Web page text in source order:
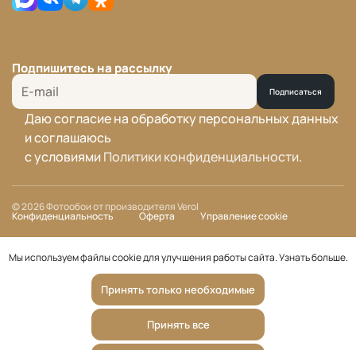
Подпишитесь на рассылку
Подписаться
Даю согласие на обработку персональных данных
и соглашаюсь
с условиямиПолитики конфиденциальности.
© 2026 Фотообои от производителя Verol
Конфиденциальность Оферта Управление cookie
Мы используем файлы cookie для улучшения работы сайта.Узнать больше.
Принять только необходимые
Принять все